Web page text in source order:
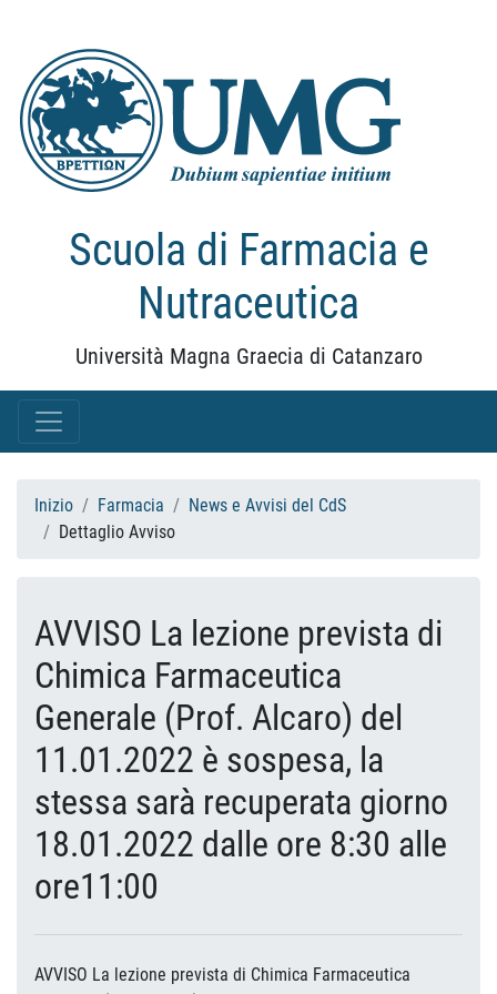
Scuola di Farmacia e
Nutraceutica
Università Magna Graecia di Catanzaro
Inizio Farmacia
News e Avvisi del CdS
Dettaglio Avviso
AVVISO La lezione prevista di
Chimica Farmaceutica
Generale (Prof. Alcaro) del
11.01.2022 è sospesa, la
stessa sarà recuperata giorno
18.01.2022 dalle ore 8:30 alle
ore11:00
AVVISO La lezione prevista di Chimica Farmaceutica